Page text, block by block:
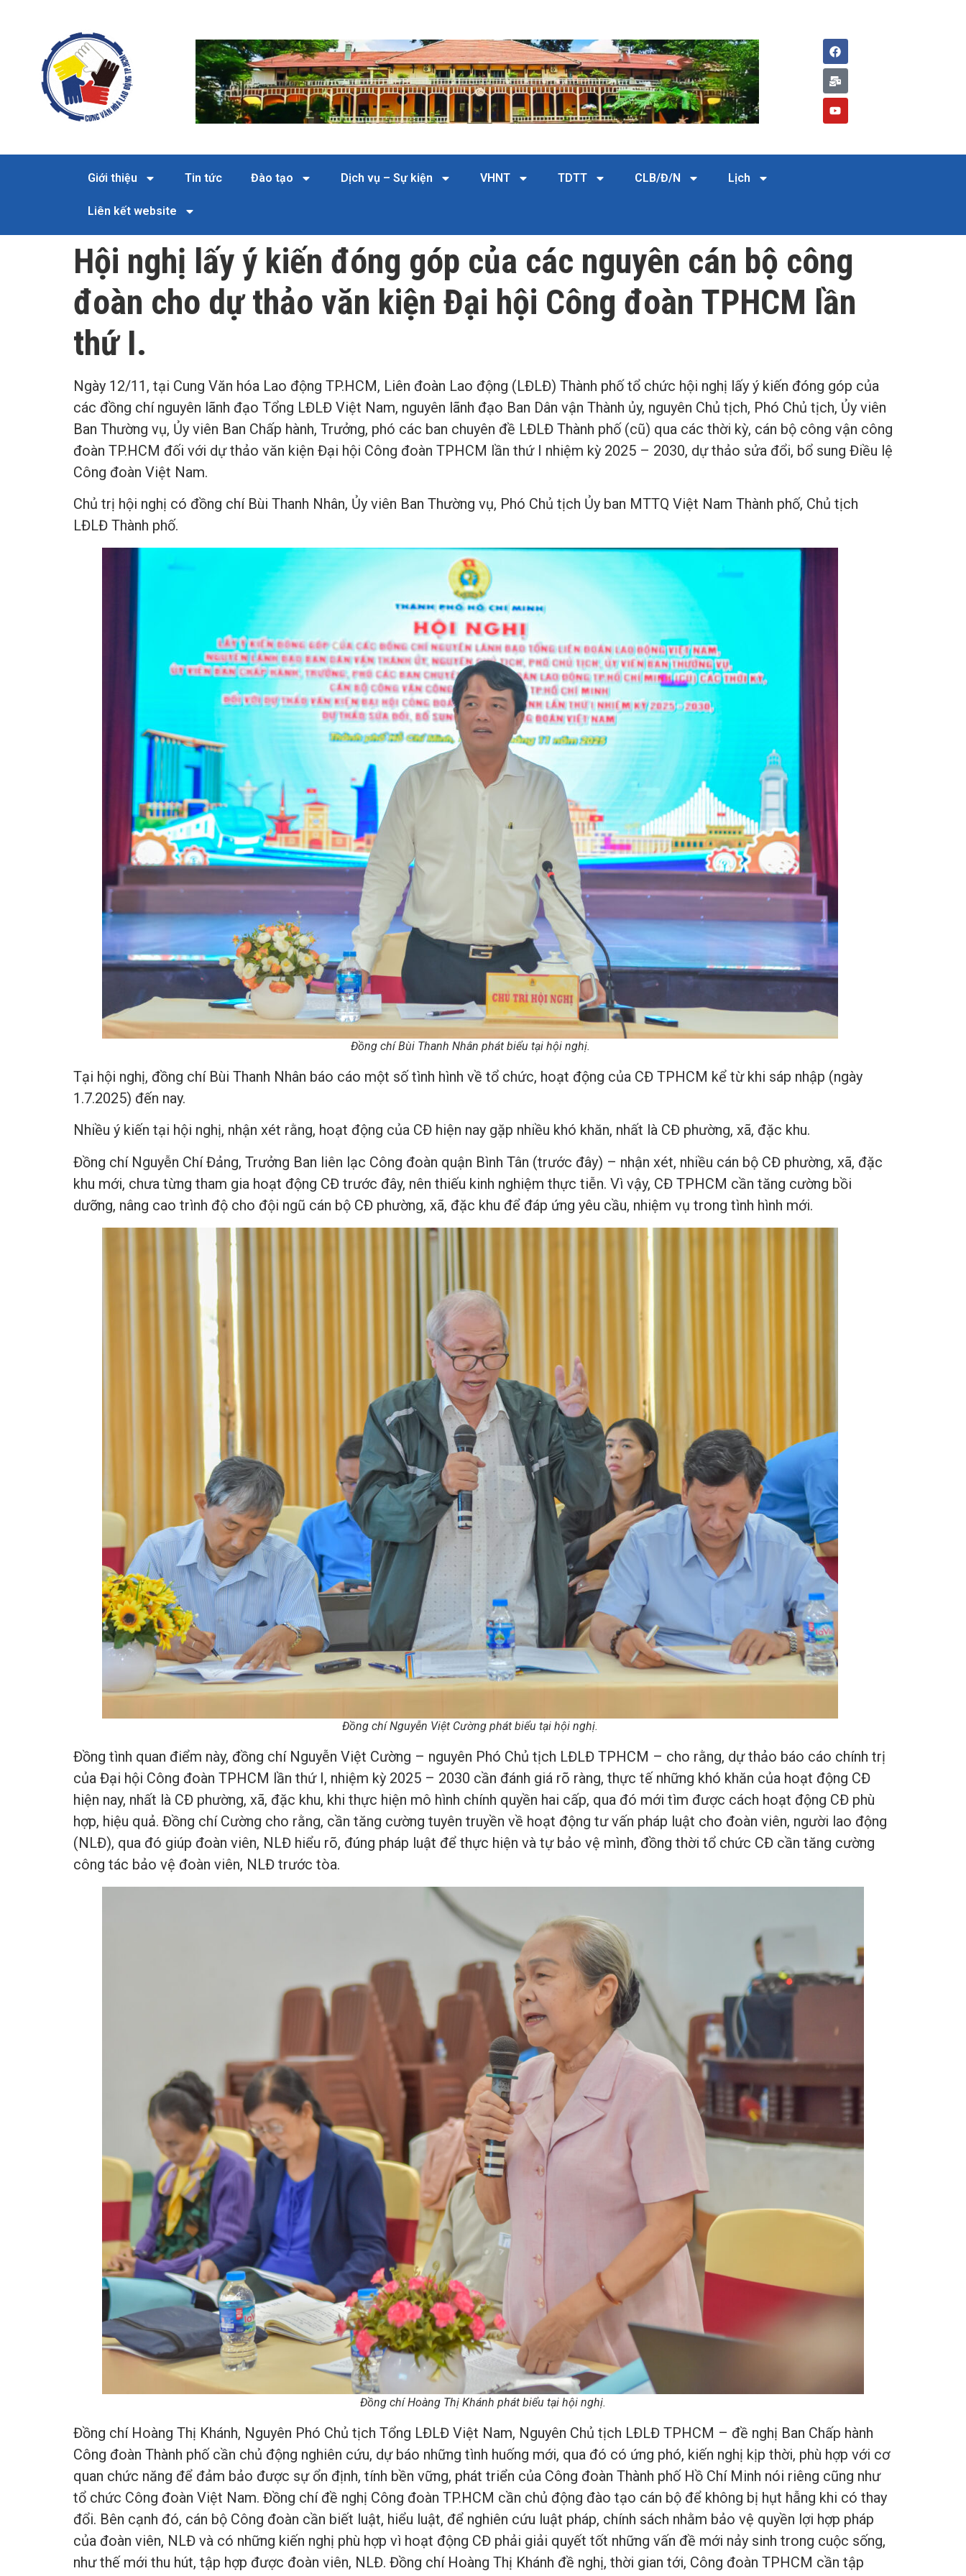
Giới thiệu Tin tức Đào tạo Dịch vụ – Sự kiện VHNT TDTT CLB/Đ/N Lịch
Liên kết website
Hội nghị lấy ý kiến đóng góp của các nguyên cán bộ công
đoàn cho dự thảo văn kiện Đại hội Công đoàn TPHCM lần
thứ I.
Ngày 12/11, tại Cung Văn hóa Lao động TP.HCM, Liên đoàn Lao động (LĐLĐ) Thành phố tổ chức hội nghị lấy ý kiến đóng góp của
các đồng chí nguyên lãnh đạo Tổng LĐLĐ Việt Nam, nguyên lãnh đạo Ban Dân vận Thành ủy, nguyên Chủ tịch, Phó Chủ tịch, Ủy viên
Ban Thường vụ, Ủy viên Ban Chấp hành, Trưởng, phó các ban chuyên đề LĐLĐ Thành phố (cũ) qua các thời kỳ, cán bộ công vận công
đoàn TP.HCM đối với dự thảo văn kiện Đại hội Công đoàn TPHCM lần thứ I nhiệm kỳ 2025 – 2030, dự thảo sửa đổi, bổ sung Điều lệ
Công đoàn Việt Nam.
Chủ trị hội nghị có đồng chí Bùi Thanh Nhân, Ủy viên Ban Thường vụ, Phó Chủ tịch Ủy ban MTTQ Việt Nam Thành phố, Chủ tịch
LĐLĐ Thành phố.
Đồng chí Bùi Thanh Nhân phát biểu tại hội nghị.
Tại hội nghị, đồng chí Bùi Thanh Nhân báo cáo một số tình hình về tổ chức, hoạt động của CĐ TPHCM kể từ khi sáp nhập (ngày
1.7.2025) đến nay.
Nhiều ý kiến tại hội nghị, nhận xét rằng, hoạt động của CĐ hiện nay gặp nhiều khó khăn, nhất là CĐ phường, xã, đặc khu.
Đồng chí Nguyễn Chí Đảng, Trưởng Ban liên lạc Công đoàn quận Bình Tân (trước đây) – nhận xét, nhiều cán bộ CĐ phường, xã, đặc
khu mới, chưa từng tham gia hoạt động CĐ trước đây, nên thiếu kinh nghiệm thực tiễn. Vì vậy, CĐ TPHCM cần tăng cường bồi
dưỡng, nâng cao trình độ cho đội ngũ cán bộ CĐ phường, xã, đặc khu để đáp ứng yêu cầu, nhiệm vụ trong tình hình mới.
Đồng chí Nguyễn Việt Cường phát biểu tại hội nghị.
Đồng tình quan điểm này, đồng chí Nguyễn Việt Cường – nguyên Phó Chủ tịch LĐLĐ TPHCM – cho rằng, dự thảo báo cáo chính trị
của Đại hội Công đoàn TPHCM lần thứ I, nhiệm kỳ 2025 – 2030 cần đánh giá rõ ràng, thực tế những khó khăn của hoạt động CĐ
hiện nay, nhất là CĐ phường, xã, đặc khu, khi thực hiện mô hình chính quyền hai cấp, qua đó mới tìm được cách hoạt động CĐ phù
hợp, hiệu quả. Đồng chí Cường cho rằng, cần tăng cường tuyên truyền về hoạt động tư vấn pháp luật cho đoàn viên, người lao động
(NLĐ), qua đó giúp đoàn viên, NLĐ hiểu rõ, đúng pháp luật để thực hiện và tự bảo vệ mình, đồng thời tổ chức CĐ cần tăng cường
công tác bảo vệ đoàn viên, NLĐ trước tòa.
Đồng chí Hoàng Thị Khánh phát biểu tại hội nghị.
Đồng chí Hoàng Thị Khánh, Nguyên Phó Chủ tịch Tổng LĐLĐ Việt Nam, Nguyên Chủ tịch LĐLĐ TPHCM – đề nghị Ban Chấp hành
Công đoàn Thành phố cần chủ động nghiên cứu, dự báo những tình huống mới, qua đó có ứng phó, kiến nghị kịp thời, phù hợp với cơ
quan chức năng để đảm bảo được sự ổn định, tính bền vững, phát triển của Công đoàn Thành phố Hồ Chí Minh nói riêng cũng như
tổ chức Công đoàn Việt Nam. Đồng chí đề nghị Công đoàn TP.HCM cần chủ động đào tạo cán bộ để không bị hụt hẫng khi có thay
đổi. Bên cạnh đó, cán bộ Công đoàn cần biết luật, hiểu luật, để nghiên cứu luật pháp, chính sách nhằm bảo vệ quyền lợi hợp pháp
của đoàn viên, NLĐ và có những kiến nghị phù hợp vì hoạt động CĐ phải giải quyết tốt những vấn đề mới nảy sinh trong cuộc sống,
như thế mới thu hút, tập hợp được đoàn viên, NLĐ. Đồng chí Hoàng Thị Khánh đề nghị, thời gian tới, Công đoàn TPHCM cần tập